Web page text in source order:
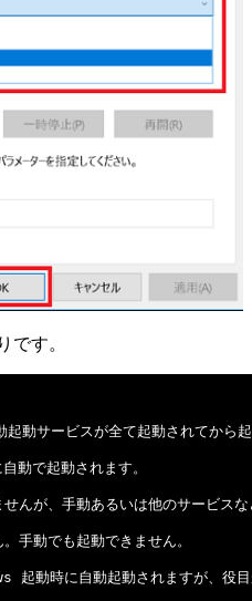
です。
動サービスが全て起動されてから
動で起動されます。
んが、手動あるいは他のサービス
手動でも起動できません。
起動時に自動起動されますが、役